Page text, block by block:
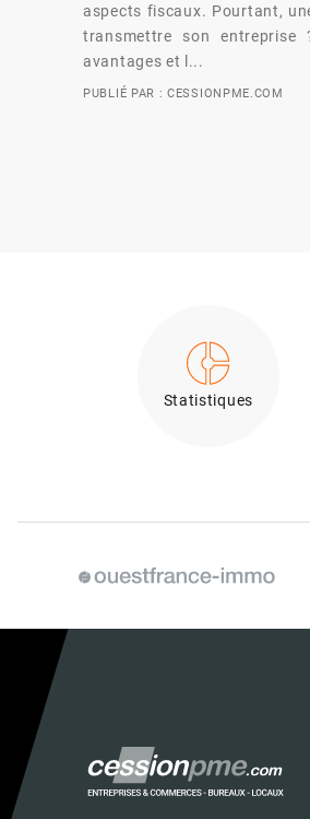
aspects fiscaux. Pourtant,
transmettre son
avantages et l...
PUBLIÉ PAR : CESSIONPME.COM
Statistiques